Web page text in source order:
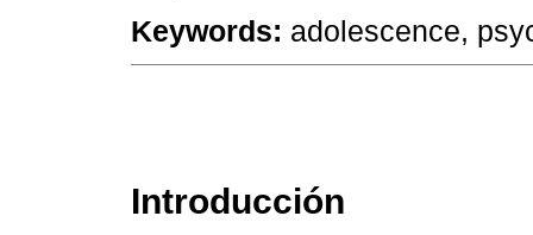
Keywords: adolescence,
Introducción